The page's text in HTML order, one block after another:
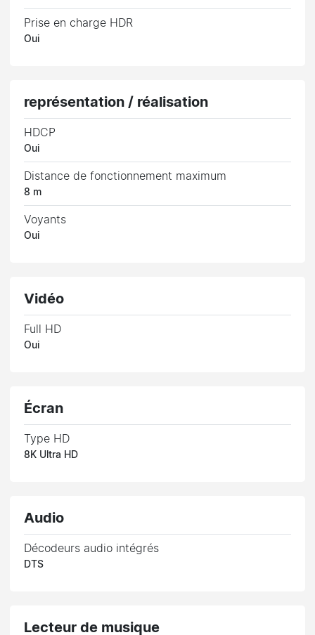
Prise en charge HDR
Oui
représentation / réalisation
HDCP
Oui
Distance de fonctionnement maximum
8 m
Voyants
Oui
Vidéo
Full HD
Oui
Écran
Type HD
8K Ultra HD
Audio
Décodeurs audio intégrés
DTS
Lecteur de musique